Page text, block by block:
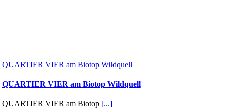
QUARTIER VIER am Biotop Wildquell
QUARTIER VIER am Biotop Wildquell
QUARTIER VIER am Biotop[...]